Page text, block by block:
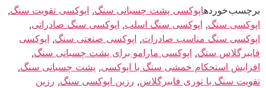
برچسب خوردهاپوکسی پشت چسبانی سنگ, اپوکسی تقویت سنگ,
اپوکسی سنگ, اپوکسی سنگ اسلب, اپوکسی سنگ صادراتی,
اپوکسی سنگ مناسب صادرات, اپوکسی صنعتی سنگ, اپوکسی
فایبرگلاس سنگ, اپوکسی مارامو برای پشت چسبانی سنگ,
افزایش استحکام خمشی سنگ با اپوکسی, پشت چسبانی سنگ,
تقویت سنگ با توری فایبرگلاس, رزین اپوکسی سنگ, رزین